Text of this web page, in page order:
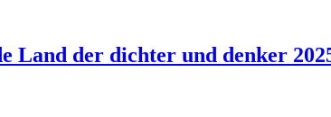
Land der dichter und denker